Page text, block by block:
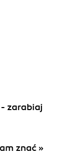
zarabiaj
znać »